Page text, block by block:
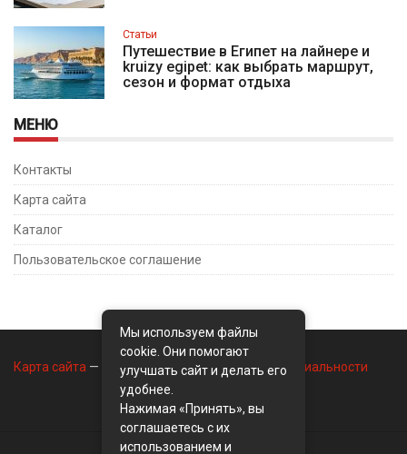
Статьи
Путешествие в Египет на лайнере и
kruizy egipet: как выбрать маршрут,
сезон и формат отдыха
МЕНЮ
Контакты
Карта сайта
Каталог
Пользовательское соглашение
Карта сайта — Контакты— Политика конфиденциальности
Мы используем файлы
cookie. Они помогают
улучшать сайт и делать его
удобнее.
Нажимая «Принять», вы
соглашаетесь с их
использованием и